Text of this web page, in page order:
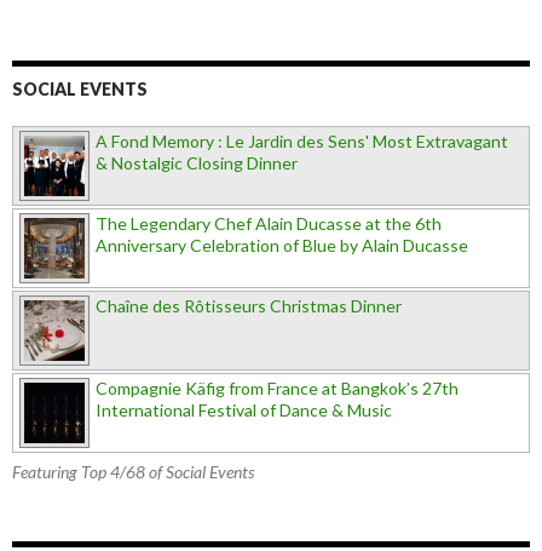
SOCIAL EVENTS
A Fond Memory : Le Jardin des Sens' Most Extravagant
& Nostalgic Closing Dinner
The Legendary Chef Alain Ducasse at the 6th
Anniversary Celebration of Blue by Alain Ducasse
Chaîne des Rôtisseurs Christmas Dinner
Compagnie Käfig from France at Bangkok’s 27th
International Festival of Dance & Music
Featuring Top 4/68 of Social Events